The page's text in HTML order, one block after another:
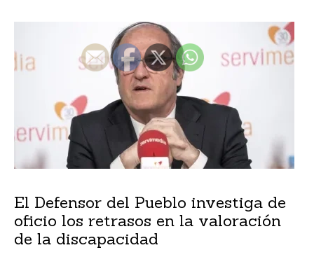
El Defensor del Pueblo investiga de
oficio los retrasos en la valoración
de la discapacidad